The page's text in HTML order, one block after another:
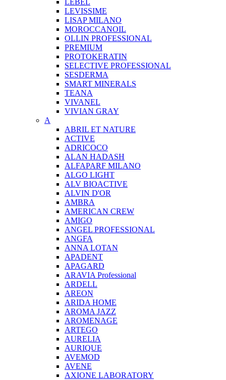
LEBEL
LEVISSIME
LISAP MILANO
MOROCCANOIL
OLLIN PROFESSIONAL
PREMIUM
PROTOKERATIN
SELECTIVE PROFESSIONAL
SESDERMA
SMART MINERALS
TEANA
VIVANEL
VIVIAN GRAY
A
ABRIL ET NATURE
ACTIVE
ADRICOCO
ALAN HADASH
ALFAPARF MILANO
ALGO LIGHT
ALV BIOACTIVE
ALVIN D'OR
AMBRA
AMERICAN CREW
AMIGO
ANGEL PROFESSIONAL
ANGFA
ANNA LOTAN
APADENT
APAGARD
ARAVIA Professional
ARDELL
AREON
ARIDA HOME
AROMA JAZZ
AROMENAGE
ARTEGO
AURELIA
AURIQUE
AVEMOD
AVENE
AXIONE LABORATORY